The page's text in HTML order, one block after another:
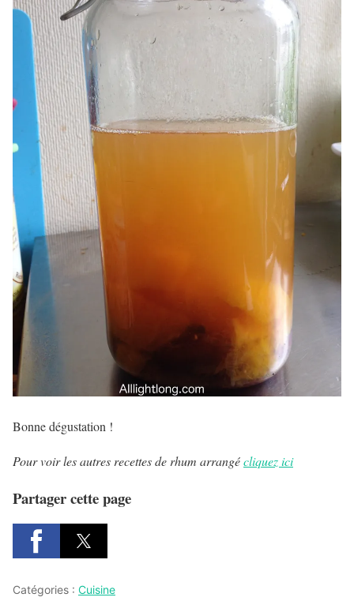
Bonne dégustation !
Pour voir les autres recettes de rhum arrangécliquez ici
Partager cette page
Catégories : Cuisine